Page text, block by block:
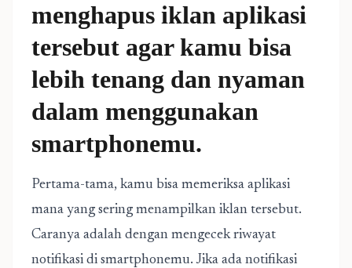
menghapus iklan aplikasi
tersebut agar kamu bisa
lebih tenang dan nyaman
dalam menggunakan
smartphonemu.
Pertama-tama, kamu bisa memeriksa aplikasi
mana yang sering menampilkan iklan tersebut.
Caranya adalah dengan mengecek riwayat
notifikasi di smartphonemu. Jika ada notifikasi